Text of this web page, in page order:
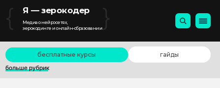
{ Я — зерокодер
Медиа о нейросетях,
зерокодинге и онлайн-образовании}
бесплатные курсы
гайды
больше рубрик